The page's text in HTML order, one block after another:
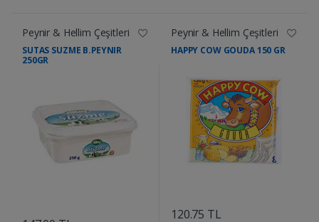
Peynir & Hellim Çeşitleri
SUTAS SUZME B.PEYNIR
250GR
Peynir & Hellim Çeşitleri
HAPPY COW GOUDA 150 GR
120.75 TL